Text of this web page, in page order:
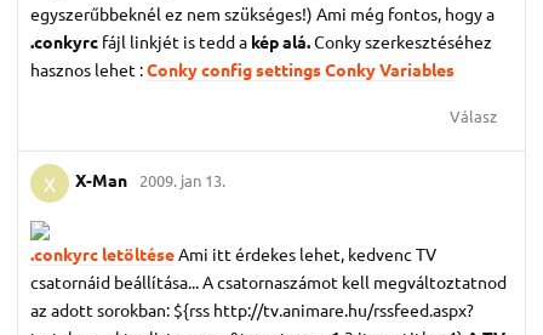
egyszerűbbeknél ez nem szükséges!) Ami még fontos, hogy a
.conkyrc fájl linkjét is tedd a kép alá.Conky szerkesztéséhez
hasznos lehet :Conky config settingsConky Variables
Válasz
X X-Man 2009. jan 13.
.conkyrc letöltéseAmi itt érdekes lehet, kedvenc TV
csatornáid beállítása... A csatornaszámot kell megváltoztatnod
az adott sorokban: ${rss http://tv.animare.hu/rssfeed.aspx?